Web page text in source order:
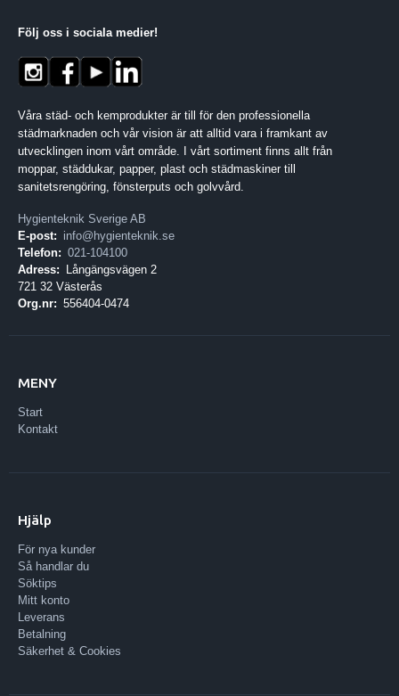
Följ oss i sociala medier!
Våra städ- och kemprodukter är till för den professionella
städmarknaden och vår vision är att alltid vara i framkant av
utvecklingen inom vårt område. I vårt sortiment finns allt från
moppar, städdukar, papper, plast och städmaskiner till
sanitetsrengöring, fönsterputs och golvvård.
Hygienteknik Sverige AB
E-post: info@hygienteknik.se
Telefon: 021-104100
Adress:
Långängsvägen 2
721 32 Västerås
Org.nr: 556404-0474
MENY
Start
Kontakt
Hjälp
För nya kunder
Så handlar du
Söktips
Mitt konto
Leverans
Betalning
Säkerhet & Cookies